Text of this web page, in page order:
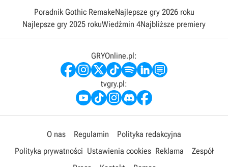
Poradnik Gothic RemakeNajlepsze gry 2026 roku
Najlepsze gry 2025 rokuWiedźmin 4Najbliższe premiery
GRYOnline.pl:
tvgry.pl:
O nas Regulamin
Polityka redakcyjna
Polityka prywatności Ustawienia cookies Reklama
Zespół